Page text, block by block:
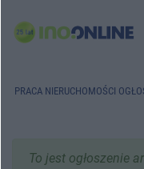
PRACA NIERUCHOMOŚCI
To jest ogłoszenie